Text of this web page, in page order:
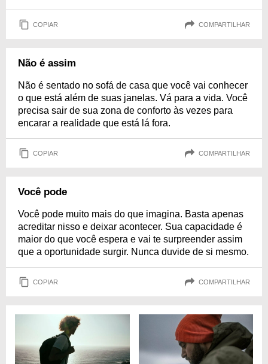
COPIAR COMPARTILHAR
Não é assim
Não é sentado no sofá de casa que você vai conhecer
o que está além de suas janelas. Vá para a vida. Você
precisa sair de sua zona de conforto às vezes para
encarar a realidade que está lá fora.
COPIAR COMPARTILHAR
Você pode
Você pode muito mais do que imagina. Basta apenas
acreditar nisso e deixar acontecer. Sua capacidade é
maior do que você espera e vai te surpreender assim
que a oportunidade surgir. Nunca duvide de si mesmo.
COPIAR COMPARTILHAR